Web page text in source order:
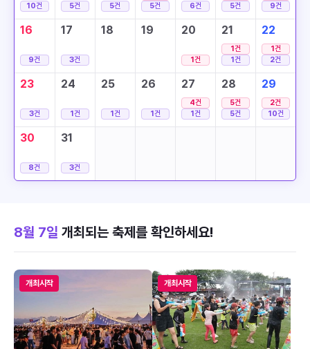
10건 5건 5건
5건 6건
5건
9건
16
9건
17
3건
18 19 20
1건
21
1건
1건
22
1건
2건
23
3건
24
1건
25
1건
26
1건
27
4건
1건
28
5건
5건
29
2건
10건
30
8건
31
3건
8월 7일 개최되는 축제를 확인하세요!
개최시작 개최시작